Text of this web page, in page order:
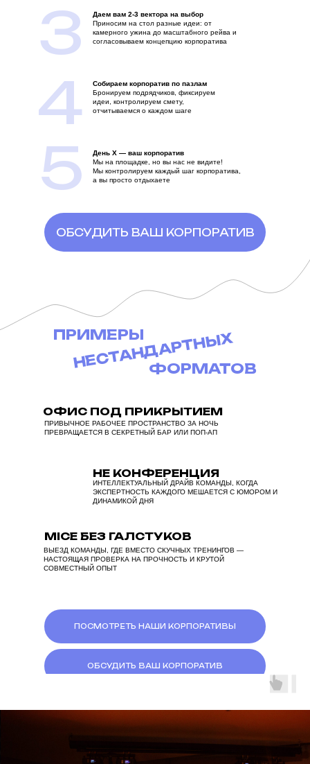
Даем вам 2-3 вектора на выбор
Приносим на стол разные идеи: от
камерного ужина до масштабного рейва и
согласовываем концепцию корпоратива
Собираем корпоратив по пазлам
Бронируем подрядчиков, фиксируем
идеи, контролируем смету,
отчитываемся о каждом шаге
День Х — ваш корпоратив
Мы на площадке, но вы нас не видите!
Мы контролируем каждый шаг корпоратива,
а вы просто отдыхаете
ПРИМЕРЫ
НЕСТАНДАРТНЫХ
ФОРМАТОВ
3
4
5
ОФИС ПОД ПРИКРЫТИЕМ
ПРИВЫЧНОЕ РАБОЧЕЕ ПРОСТРАНСТВО ЗА НОЧЬ
ПРЕВРАЩАЕТСЯ В СЕКРЕТНЫЙ БАР ИЛИ ПОП-АП
НЕ КОНФЕРЕНЦИЯ
ИНТЕЛЛЕКТУАЛЬНЫЙ ДРАЙВ КОМАНДЫ, КОГДА
ЭКСПЕРТНОСТЬ КАЖДОГО МЕШАЕТСЯ С ЮМОРОМ И
ДИНАМИКОЙ ДНЯ
MICE БЕЗ ГАЛСТУКОВ
ВЫЕЗД КОМАНДЫ, ГДЕ ВМЕСТО СКУЧНЫХ ТРЕНИНГОВ —
НАСТОЯЩАЯ ПРОВЕРКА НА ПРОЧНОСТЬ И КРУТОЙ
СОВМЕСТНЫЙ ОПЫТ
ПОСМОТРЕТЬ НАШИ КОРПОРАТИВЫ
ОБСУДИТЬ ВАШ КОРПОРАТИВ
ОБСУДИТЬ ВАШ КОРПОРАТИВ